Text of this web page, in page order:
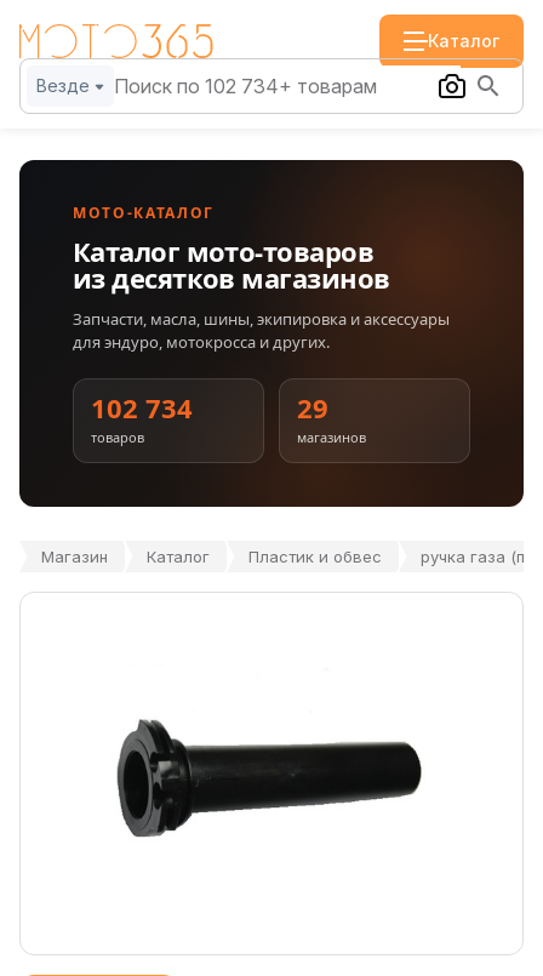
Каталог
Везде
МОТО-КАТАЛОГ
Каталог мото-товаров
из десятков магазинов
Запчасти, масла, шины, экипировка и аксессуары
для эндуро, мотокросса и других.
102 734
товаров
29
магазинов
Магазин Каталог Пластик и обвес ручка газа